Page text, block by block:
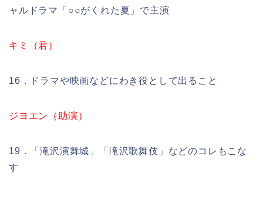
ャルドラマ「○○がくれた夏」で主演
キミ（君）
16．ドラマや映画などにわき役として出ること
ジヨエン（助演）
19．「滝沢演舞城」「滝沢歌舞伎」などのコレもこな
す